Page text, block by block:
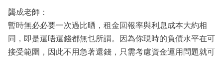
龔成老師：
暫時無必必要一次過比晒，租金回報率與利息成本大約相
同，即是還唔還錢都無乜所謂。因為你現時的負債水平在可
接受範圍，因此不用急著還錢，只需考慮資金運用問題就可